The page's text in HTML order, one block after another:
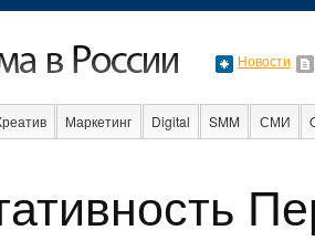
Новости
Маркетинг Digital SMM СМИ